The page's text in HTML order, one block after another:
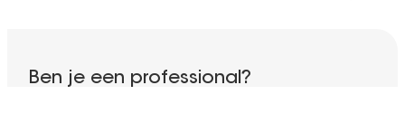
Ben je een professional?